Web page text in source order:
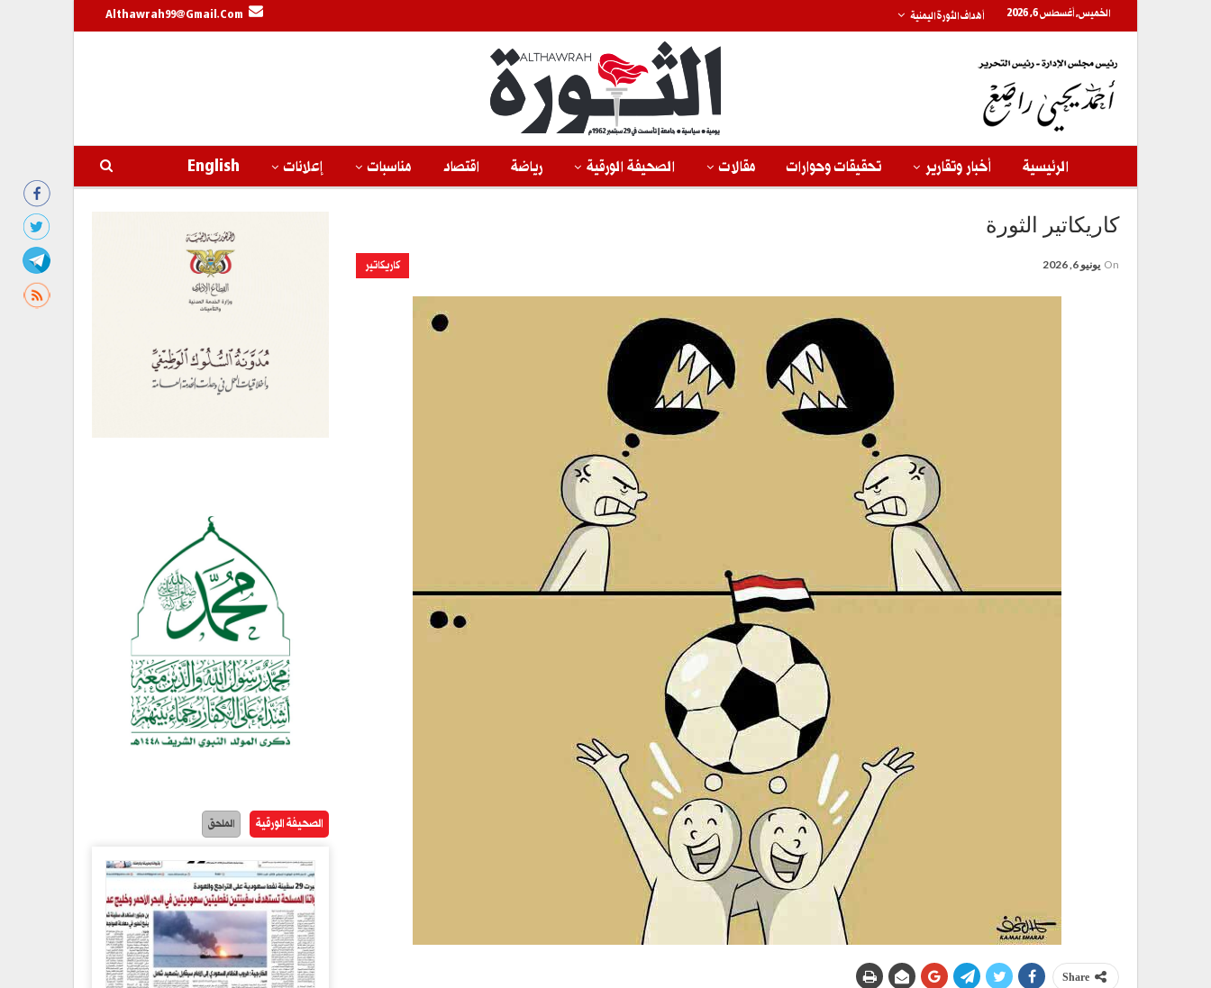
الخميس, أغسطس 6, 2026 أهداف الثورة اليمنية Althawrah99@gmail.com
الرئيسية أخبار وتقارير تحقيقات وحوارات مقالات الصحيفة الورقية رياضة اقتصاد مناسبات إعلانات English
كاريكاتير الثورة
كاريكاتير On يونيو 6, 2026
Share
الصحيفة الورقية الملحق